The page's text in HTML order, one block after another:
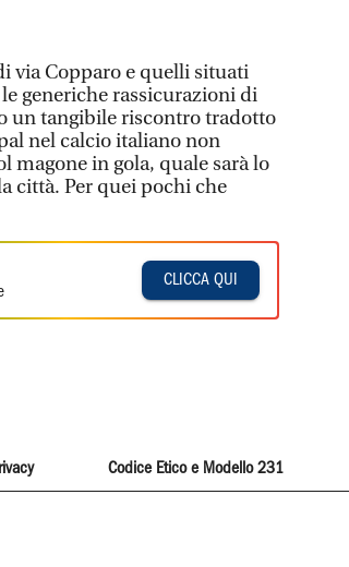
via Copparo e quelli situati
generiche rassicurazioni di
un tangibile riscontro tradotto
nel calcio italiano non
magone in gola, quale sarà lo
città. Per quei pochi che
CLICCA QUI
Codice Etico e Modello 231